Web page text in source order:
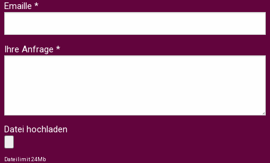
Emaille *
Ihre Anfrage *
Datei hochladen
Dateilimit 24Mb